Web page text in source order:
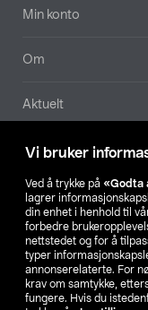
Vi bruker
Ved å trykke på «Godta
lagrer
din enhet i henhold til
forbedre
nettstedet og for å
typer
annonserelaterte. For
krav om samtykke,
fungere. Hvis du
Min konto
Om
Aktuelt
Våre selskaper